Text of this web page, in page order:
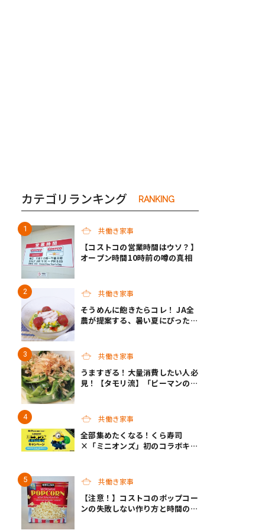
カテゴリランキング RANKING
共働き家事
【コストコの営業時間はウソ？】
オープン時間10時前の噂の真相
共働き家事
そうめんに飽きたらコレ！ JA全
農が提案する、暑い夏にぴったり
選
共働き家事
うますぎる！大量消費したい人必
見！【タモリ流】「ピーマンの焼
共働き家事
全部集めたくなる！くら寿司
×「ミニオンズ」初のコラボキャ
共働き家事
【注意！】コストコのポップコー
ンの失敗しない作り方と時間のポ